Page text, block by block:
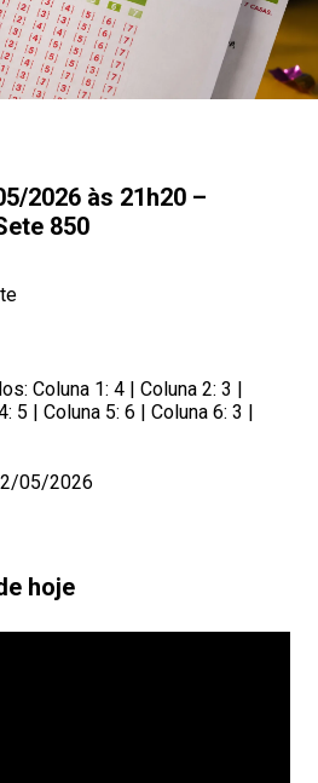
2026 às 21h20 –
850
Coluna 1: 4 | Coluna 2: 3 |
5 | Coluna 5: 6 | Coluna 6: 3 |
05/2026
hoje